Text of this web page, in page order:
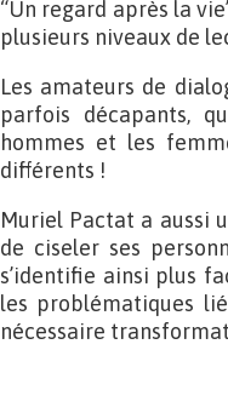
“Un regard après la
plusieurs niveaux de
Les amateurs de
parfois décapants,
hommes et les
différents !
Muriel Pactat a aussi
de ciseler ses
s’identifie ainsi plus
les problématiques
nécessaire